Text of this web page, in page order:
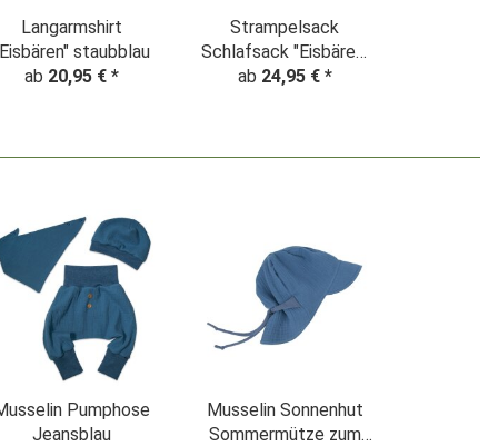
Langarmshirt
staubblau
ab 20,95 € *
Strampelsack
Schlafsack "Eisbären"
staubblau
ab 24,95 € *
Pumphose
Jeansblau
Musselin Sonnenhut
Sommermütze zum